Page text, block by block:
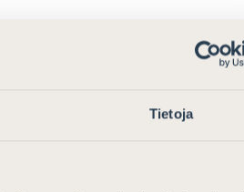
Tietoja